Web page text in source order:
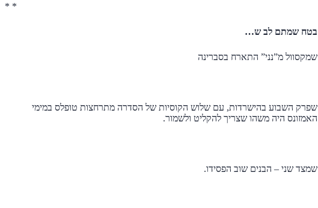
* *
בטח שמתם לב ש…
שמקסוול מ”נני” התארח בסברינה
שפרק השבוע בהישרדות, עם שלוש הקוסיות של הסדרה מתרחצות טופלס במימי
האמזונס היה משהו שצריך להקליט ולשמור.
שמצד שני – הבנים שוב הפסידו.